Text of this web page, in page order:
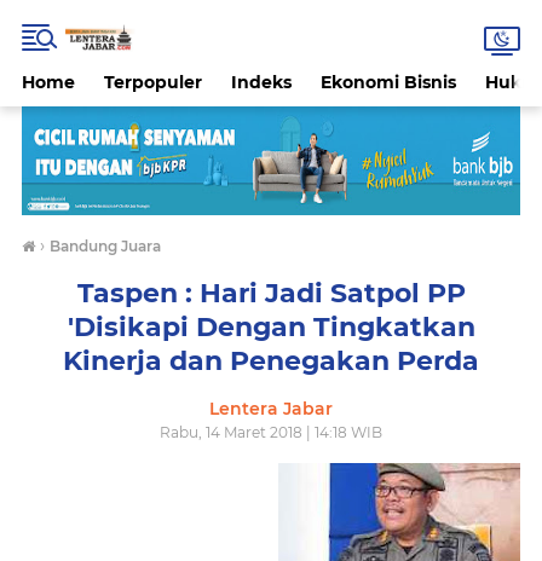
Home Terpopuler Indeks Ekonomi Bisnis
› Bandung Juara
Taspen : Hari Jadi Satpol PP
'Disikapi Dengan Tingkatkan
Kinerja dan Penegakan Perda
Lentera Jabar
Rabu, 14 Maret 2018 | 14:18 WIB